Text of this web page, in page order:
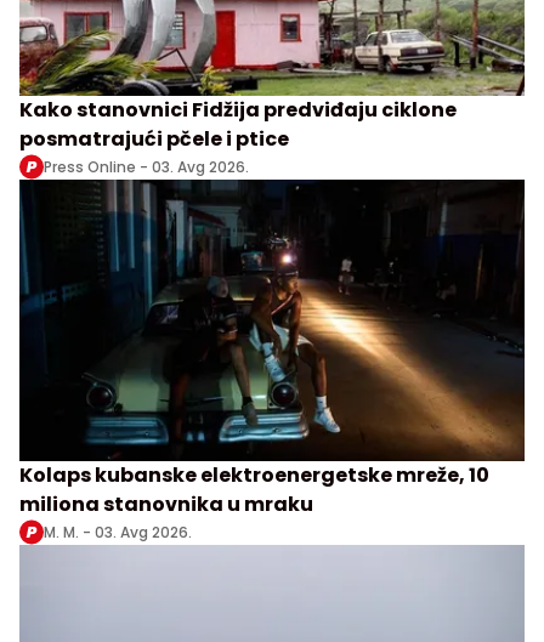
Kako stanovnici Fidžija predviđaju ciklone
posmatrajući pčele i ptice
Press Online - 03. Avg 2026.
Kolaps kubanske elektroenergetske mreže, 10
miliona stanovnika u mraku
M. M. - 03. Avg 2026.